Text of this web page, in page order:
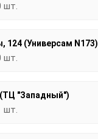
шт.
124 (Универсам N173)
шт.
"Западный")
шт.